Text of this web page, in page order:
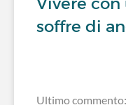
soffre di
Ultimo